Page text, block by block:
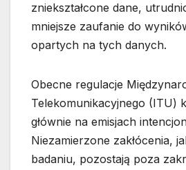
zniekształcone dane,
mniejsze zaufanie do
opartych na tych danych.
Obecne regulacje
Telekomunikacyjnego (ITU)
głównie na emisjach
Niezamierzone zakłócenia,
badaniu, pozostają poza